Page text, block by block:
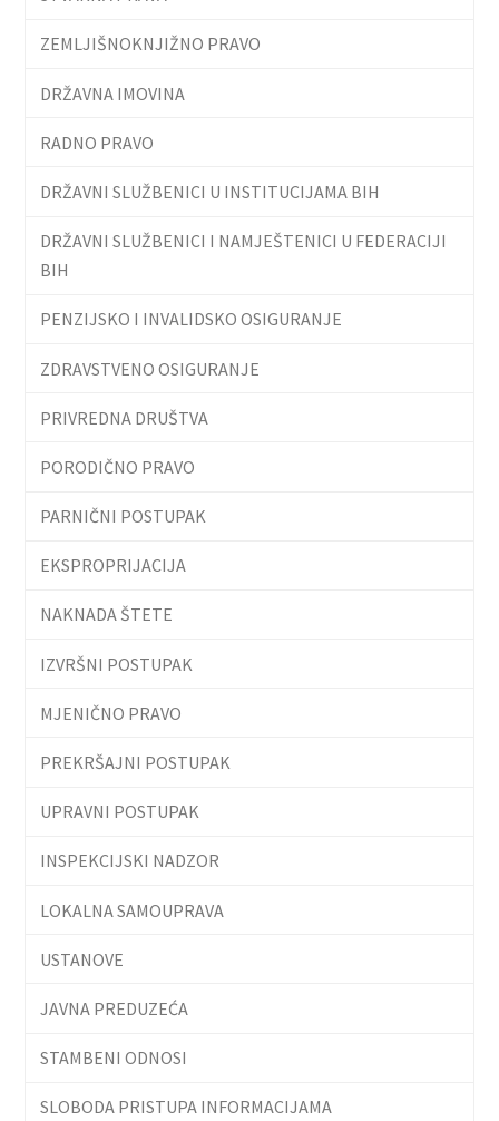
ZEMLJIŠNOKNJIŽNO PRAVO
DRŽAVNA IMOVINA
RADNO PRAVO
DRŽAVNI SLUŽBENICI U INSTITUCIJAMA BIH
DRŽAVNI SLUŽBENICI I NAMJEŠTENICI U FEDERACIJI
BIH
PENZIJSKO I INVALIDSKO OSIGURANJE
ZDRAVSTVENO OSIGURANJE
PRIVREDNA DRUŠTVA
PORODIČNO PRAVO
PARNIČNI POSTUPAK
EKSPROPRIJACIJA
NAKNADA ŠTETE
IZVRŠNI POSTUPAK
MJENIČNO PRAVO
PREKRŠAJNI POSTUPAK
UPRAVNI POSTUPAK
INSPEKCIJSKI NADZOR
LOKALNA SAMOUPRAVA
USTANOVE
JAVNA PREDUZEĆA
STAMBENI ODNOSI
SLOBODA PRISTUPA INFORMACIJAMA